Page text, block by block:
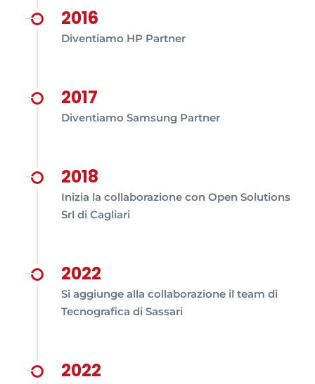
2016
Diventiamo HP Partner
2017
Diventiamo Samsung Partner
2018
Inizia la collaborazione con Open Solutions
Srl di Cagliari
2022
Si aggiunge alla collaborazione il team di
Tecnografica di Sassari
2022